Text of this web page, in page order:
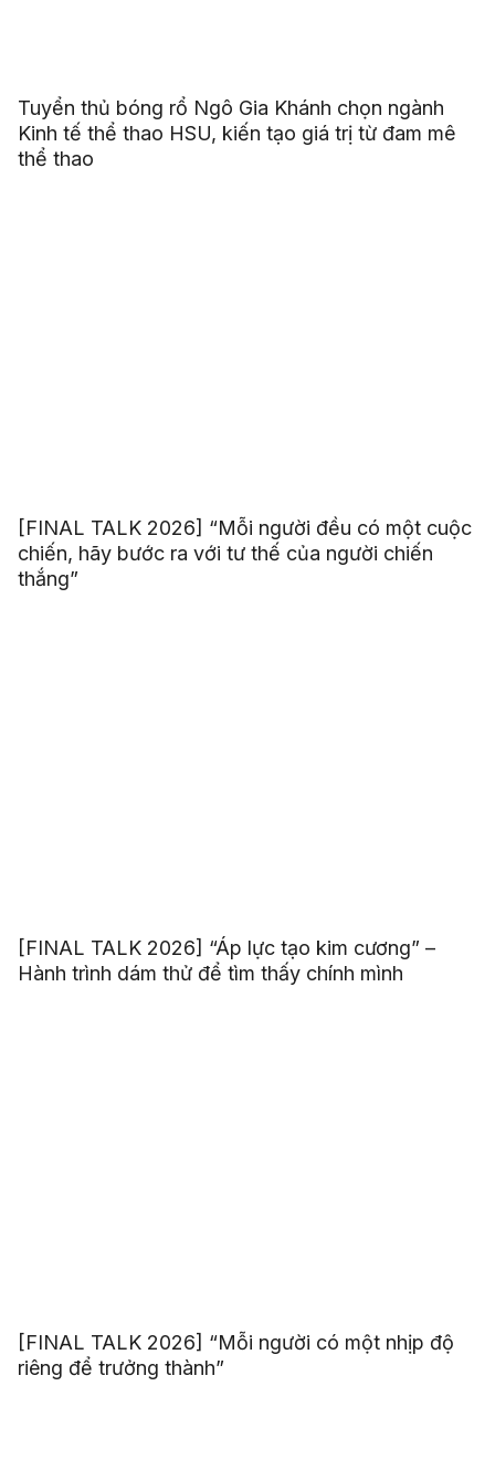
Tuyển thủ bóng rổ Ngô Gia Khánh chọn ngành
Kinh tế thể thao HSU, kiến tạo giá trị từ đam mê
thể thao
[FINAL TALK 2026] “Mỗi người đều có một cuộc
chiến, hãy bước ra với tư thế của người chiến
thắng”
[FINAL TALK 2026] “Áp lực tạo kim cương” –
Hành trình dám thử để tìm thấy chính mình
[FINAL TALK 2026] “Mỗi người có một nhịp độ
riêng để trưởng thành”